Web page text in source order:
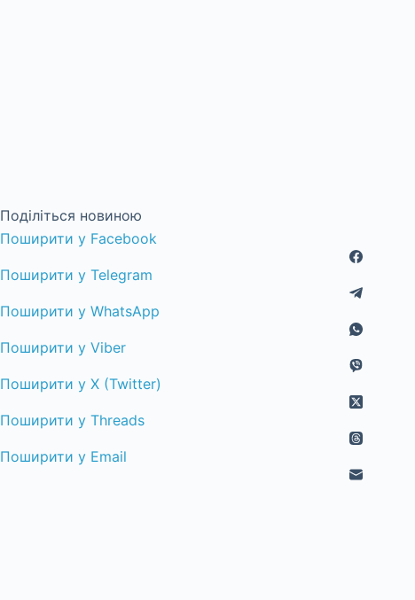
Поділіться новиною
Поширити у Facebook
Поширити у Telegram
Поширити у WhatsApp
Поширити у Viber
Поширити у X (Twitter)
Поширити у Threads
Поширити у Email